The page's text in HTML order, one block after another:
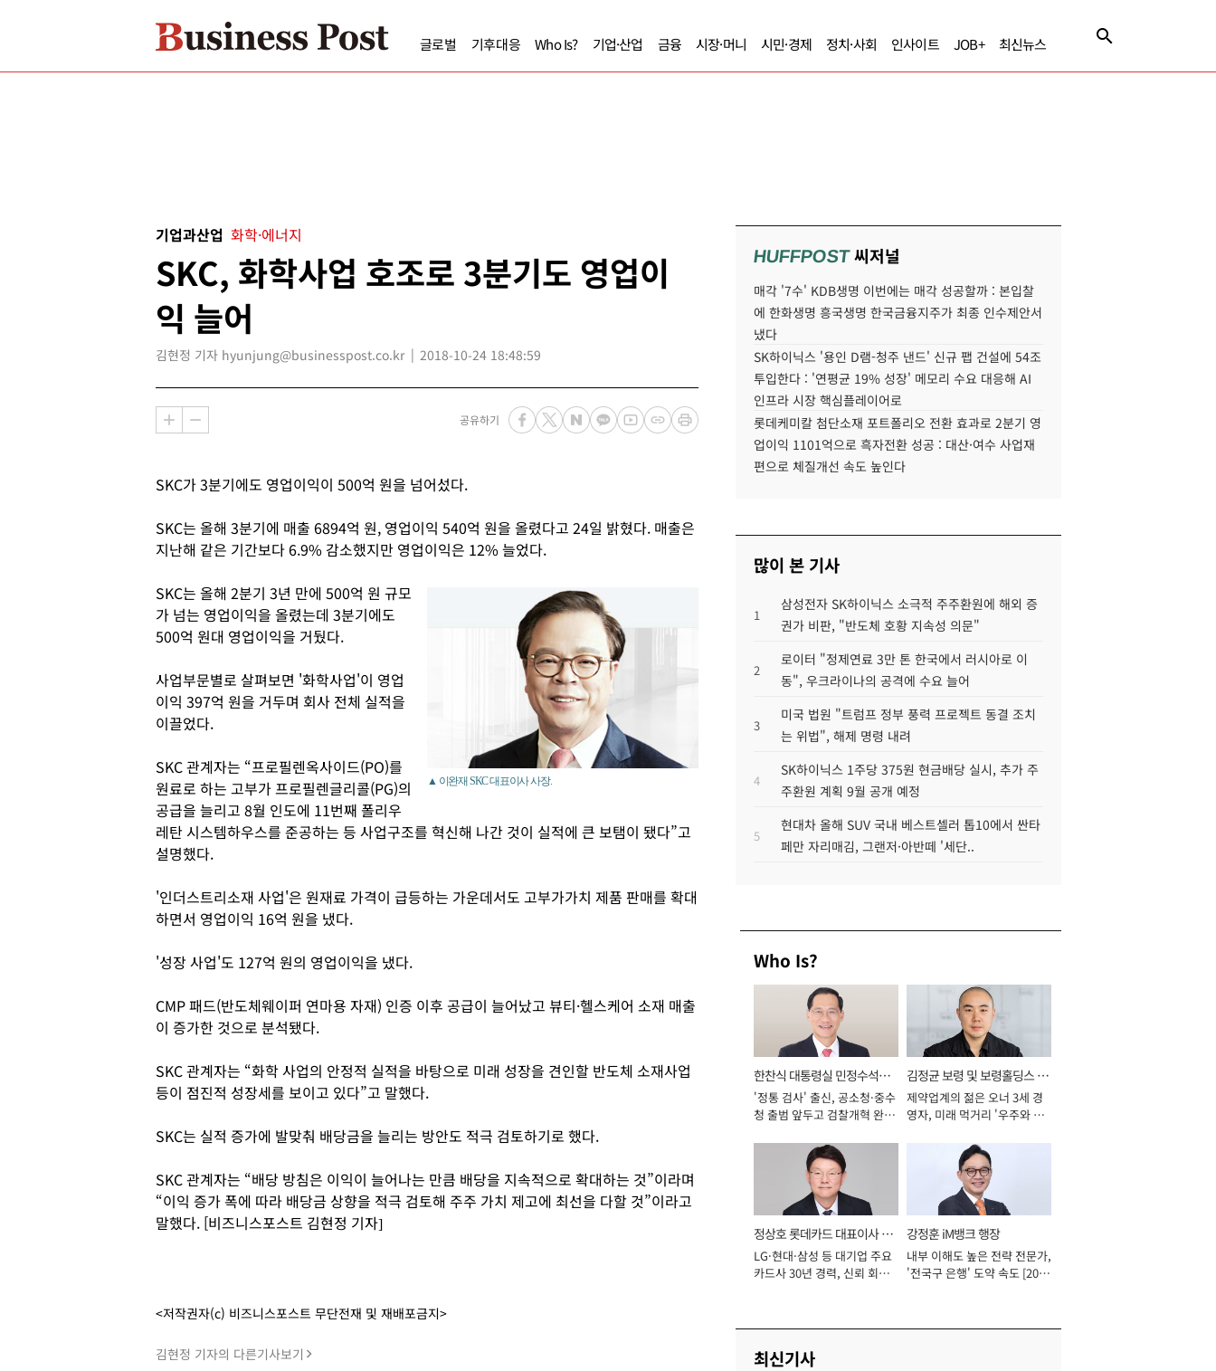
글로벌 기후대응 Who Is? 기업·산업 금융 시장·머니 시민·경제 정치·사회 인사이트 JOB+ 최신뉴스
기업과산업 화학·에너지
SKC, 화학사업 호조로 3분기도 영업이
익 늘어
김현정 기자 hyunjung@businesspost.co.kr 2018-10-24 18:48:59
공유하기
SKC가 3분기에도 영업이익이 500억 원을 넘어섰다.
SKC는 올해 3분기에 매출 6894억 원, 영업이익 540억 원을 올렸다고 24일 밝혔다. 매출은
지난해 같은 기간보다 6.9% 감소했지만 영업이익은 12% 늘었다.
▲ 이완재 SKC 대표이사 사장.
SKC는 올해 2분기 3년 만에 500억 원 규모
가 넘는 영업이익을 올렸는데 3분기에도
500억 원대 영업이익을 거뒀다.
사업부문별로 살펴보면 '화학사업'이 영업
이익 397억 원을 거두며 회사 전체 실적을
이끌었다.
SKC 관계자는 “프로필렌옥사이드(PO)를
원료로 하는 고부가 프로필렌글리콜(PG)의
공급을 늘리고 8월 인도에 11번째 폴리우
레탄 시스템하우스를 준공하는 등 사업구조를 혁신해 나간 것이 실적에 큰 보탬이 됐다”고
설명했다.
'인더스트리소재 사업'은 원재료 가격이 급등하는 가운데서도 고부가가치 제품 판매를 확대
하면서 영업이익 16억 원을 냈다.
'성장 사업'도 127억 원의 영업이익을 냈다.
CMP 패드(반도체웨이퍼 연마용 자재) 인증 이후 공급이 늘어났고 뷰티·헬스케어 소재 매출
이 증가한 것으로 분석됐다.
SKC 관계자는 “화학 사업의 안정적 실적을 바탕으로 미래 성장을 견인할 반도체 소재사업
등이 점진적 성장세를 보이고 있다”고 말했다.
SKC는 실적 증가에 발맞춰 배당금을 늘리는 방안도 적극 검토하기로 했다.
SKC 관계자는 “배당 방침은 이익이 늘어나는 만큼 배당을 지속적으로 확대하는 것”이라며
“이익 증가 폭에 따라 배당금 상향을 적극 검토해 주주 가치 제고에 최선을 다할 것”이라고
말했다. [비즈니스포스트 김현정 기자]
<저작권자(c) 비즈니스포스트 무단전재 및 재배포금지>
김현정 기자의 다른기사보기
HUFFPOST씨저널
매각 '7수' KDB생명 이번에는 매각 성공할까 : 본입찰
에 한화생명 흥국생명 한국금융지주가 최종 인수제안서
냈다
SK하이닉스 '용인 D램-청주 낸드' 신규 팹 건설에 54조
투입한다 : '연평균 19% 성장' 메모리 수요 대응해 AI
인프라 시장 핵심플레이어로
롯데케미칼 첨단소재 포트폴리오 전환 효과로 2분기 영
업이익 1101억으로 흑자전환 성공 : 대산·여수 사업재
편으로 체질개선 속도 높인다
많이 본 기사
1
삼성전자 SK하이닉스 소극적 주주환원에 해외 증
권가 비판, "반도체 호황 지속성 의문"
2
로이터 "정제연료 3만 톤 한국에서 러시아로 이
동", 우크라이나의 공격에 수요 늘어
3
미국 법원 "트럼프 정부 풍력 프로젝트 동결 조치
는 위법", 해제 명령 내려
4
SK하이닉스 1주당 375원 현금배당 실시, 추가 주
주환원 계획 9월 공개 예정
5
현대차 올해 SUV 국내 베스트셀러 톱10에서 싼타
페만 자리매김, 그랜저·아반떼 '세단..
Who Is?
한찬식 대통령실 민정수석비
서관
'정통 검사' 출신, 공소청·중수
청 출범 앞두고 검찰개혁 완수
김정균 보령 및 보령홀딩스 대
표이사 사장
제약업계의 젊은 오너 3세 경
영자, 미래 먹거리 '우주와 헬
정상호 롯데카드 대표이사 사
장
LG·현대·삼성 등 대기업 주요
카드사 30년 경력, 신뢰 회복
강정훈 iM뱅크 행장
내부 이해도 높은 전략 전문가,
'전국구 은행' 도약 속도 [2026
최신기사